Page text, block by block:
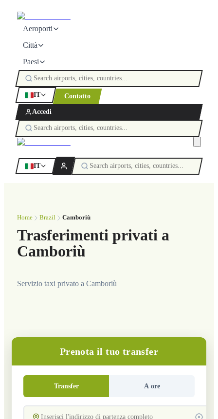
Aeroporti
Città
Paesi
IT Contatto
Accedi
IT
Home Brazil Camboriù
Trasferimenti privati a
Camboriù
Servizio taxi privato a Camboriù
Prenota il tuo transfer
Transfer A ore